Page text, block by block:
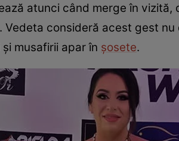
atunci când merge în vizită,
consideră acest gest nu
musafirii apar în șosete.